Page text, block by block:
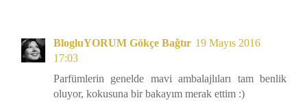
BlogluYORUM Gökçe Bağtır 19 Mayıs 2016
17:03
Parfümlerin genelde mavi ambalajlıları tam benlik
oluyor, kokusuna bir bakayım merak ettim :)